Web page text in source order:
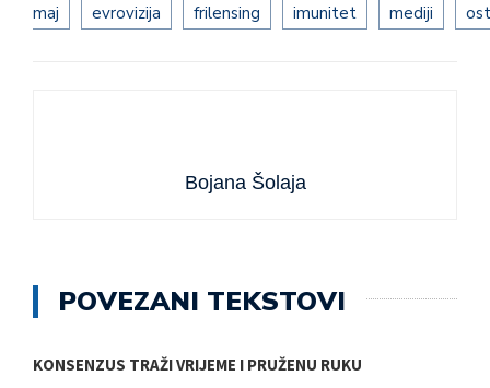
maj
evrovizija frilensing imunitet mediji
Bojana Šolaja
POVEZANI TEKSTOVI
KONSENZUS TRAŽI VRIJEME I PRUŽENU RUKU